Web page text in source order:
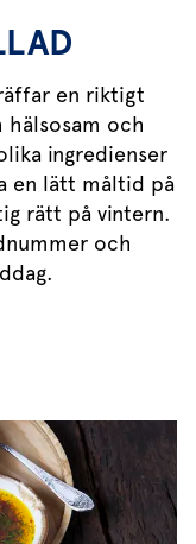
en riktigt
hälsosam och
ingredienser
en lätt måltid på
rätt på vintern.
och